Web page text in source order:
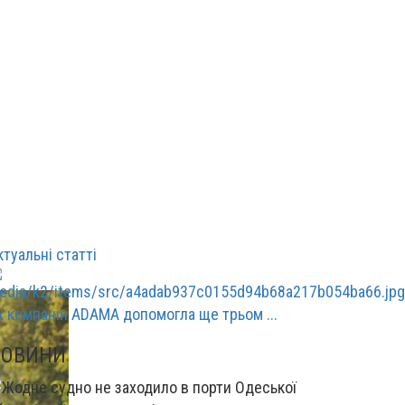
статті
компанія ADAMA допомогла ще трьом ...